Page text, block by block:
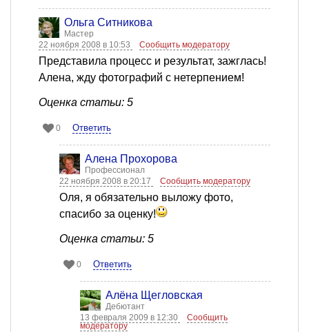
Ольга Ситникова
Мастер
22 ноября 2008 в 10:53
Сообщить модератору
Представила процесс и результат, зажглась!
Алена, жду фотографий с нетерпением!
Оценка статьи: 5
0 Ответить
Алена Прохорова
Профессионал
22 ноября 2008 в 20:17
Сообщить модератору
Оля, я обязательно выложу фото,
спасибо за оценку!
Оценка статьи: 5
0 Ответить
Алёна Щегловская
Дебютант
13 февраля 2009 в 12:30
Сообщить
модератору